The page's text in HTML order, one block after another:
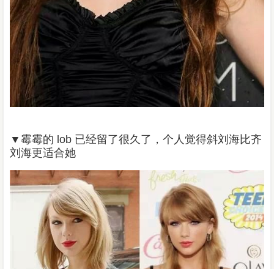
▼ 霉霉的 lob 已经留了很久了，个人觉得斜刘海比齐
刘海更适合她